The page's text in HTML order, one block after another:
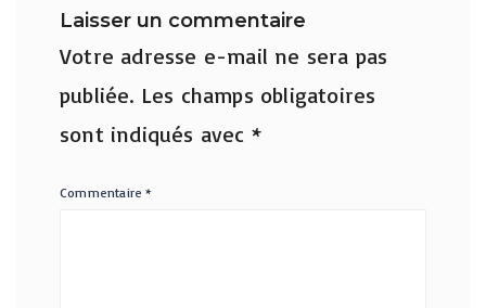
Laisser un commentaire
Votre adresse e-mail ne sera pas
publiée. Les champs obligatoires
sont indiqués avec *
Commentaire*